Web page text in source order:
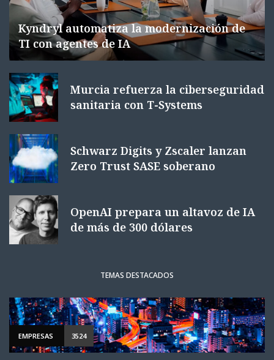
Kyndryl automatiza la modernización de
TI con agentes de IA
Murcia refuerza la ciberseguridad
sanitaria con T-Systems
Schwarz Digits y Zscaler lanzan
Zero Trust SASE soberano
OpenAI prepara un altavoz de IA
de más de 300 dólares
TEMAS DESTACADOS
EMPRESAS 3524